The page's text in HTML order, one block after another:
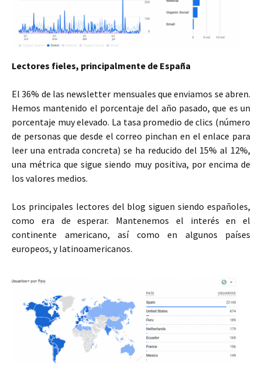
Lectores fieles, principalmente de España
El 36% de las newsletter mensuales que enviamos se abren.
Hemos mantenido el porcentaje del año pasado, que es un
porcentaje muy elevado. La tasa promedio de clics (número
de personas que desde el correo pinchan en el enlace para
leer una entrada concreta) se ha reducido del 15% al 12%,
una métrica que sigue siendo muy positiva, por encima de
los valores medios.
Los principales lectores del blog siguen siendo españoles,
como era de esperar. Mantenemos el interés en el
continente americano, así como en algunos países
europeos, y latinoamericanos.